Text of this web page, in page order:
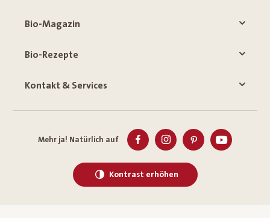
Bio-Magazin
Bio-Rezepte
Kontakt & Services
Mehr ja! Natürlich auf
Kontrast erhöhen